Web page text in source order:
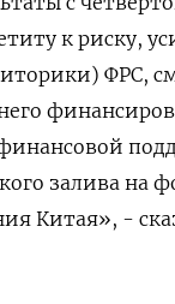
к риску,
ФРС,
залива на
Китая», -